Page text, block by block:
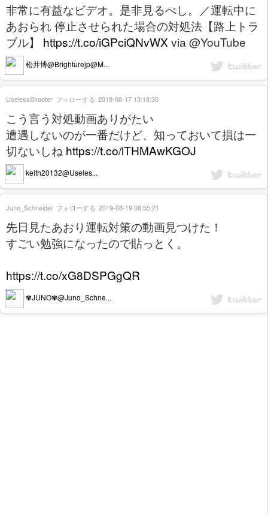
非常に有益なビデオ。是非見るべし。／運転中に
あおられ 停止させられた場合の対処法【路上トラ
ブル】 https://t.co/iGPciQNvWX via @YouTube
松井博@Brighturejp@M...
こう言う対処動画ありがたい
遭遇しないのが一番だけど、知っておいて損は一
切ないしね https://t.co/iTHMAwKGOJ
keith20132@Useles...
UselessShooter フォローする 2019-08-17 13:18:30
先日見たあおり運転対策の動画見つけた！
すごい勉強になったので貼っとく。
https://t.co/xG8DSPGgQR
✾JUNO✾@Juno_Schne...
Juno_Schneider フォローする 2019-08-19 08:55:21